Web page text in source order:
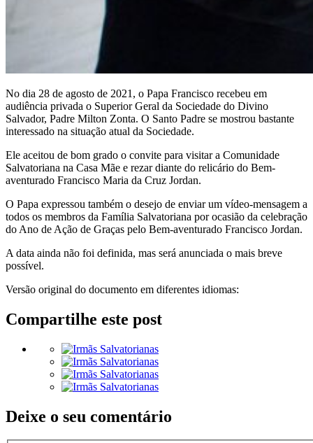
No dia 28 de agosto de 2021, o Papa Francisco recebeu em
audiência privada o Superior Geral da Sociedade do Divino
Salvador, Padre Milton Zonta. O Santo Padre se mostrou bastante
interessado na situação atual da Sociedade.
Ele aceitou de bom grado o convite para visitar a Comunidade
Salvatoriana na Casa Mãe e rezar diante do relicário do Bem-
aventurado Francisco Maria da Cruz Jordan.
O Papa expressou também o desejo de enviar um vídeo-mensagem a
todos os membros da Família Salvatoriana por ocasião da celebração
do Ano de Ação de Graças pelo Bem-aventurado Francisco Jordan.
A data ainda não foi definida, mas será anunciada o mais breve
possível.
Versão original do documento em diferentes idiomas:
Compartilhe este post
Deixe o seu comentário